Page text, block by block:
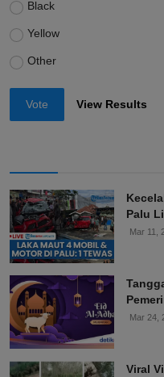
Black
Yellow
Other
Vote View Results
Palu
Mar 11,
Mar 24,
Viral